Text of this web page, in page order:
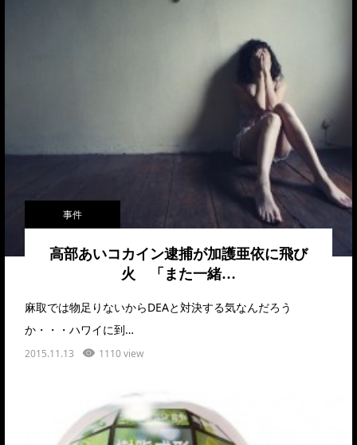
事件
高部あいコカイン逮捕が加護亜依に飛び
火 「また一緒…
麻取では物足りないからDEAと対決する気なんだろう
か・・・ハワイに到…
2015.11.13 1110 view